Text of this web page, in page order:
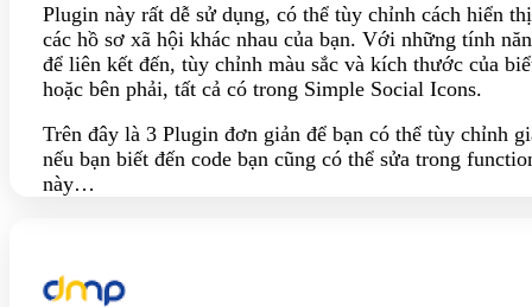
Plugin này rất dễ sử dụng, có thể tùy chỉnh cách hiển
các hồ sơ xã hội khác nhau của bạn. Với những tính
để liên kết đến, tùy chỉnh màu sắc và kích thước của
hoặc bên phải, tất cả có trong Simple Social Icons.
Trên đây là 3 Plugin đơn giản để bạn có thể tùy chỉnh
nếu bạn biết đến code bạn cũng có thể sửa trong
này…